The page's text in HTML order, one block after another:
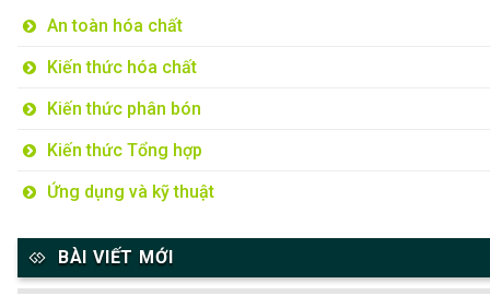
An toàn hóa chất
Kiến thức hóa chất
Kiến thức phân bón
Kiến thức Tổng hợp
Ứng dụng và kỹ thuật
BÀI VIẾT MỚI